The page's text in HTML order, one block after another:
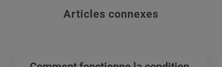
Articles connexes